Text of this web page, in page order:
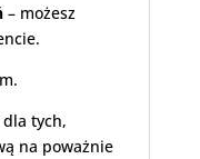
– możesz
tych,
na poważnie